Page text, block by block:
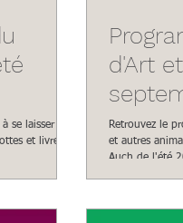
se laisser
et livrets
d'Art
Retrouvez le
et autres
Auch de l'été